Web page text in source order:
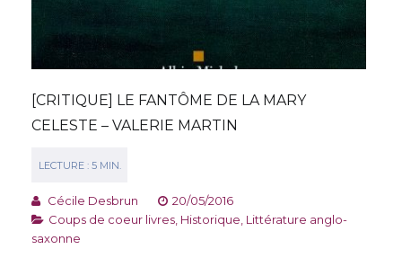
[CRITIQUE] LE FANTÔME DE LA MARY
CELESTE – VALERIE MARTIN
Cécile Desbrun
20/05/2016
Coups de coeur livres, Historique, Littérature anglo-
saxonne